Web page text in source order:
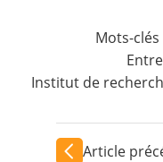
Mots-clés
Institut de
Article